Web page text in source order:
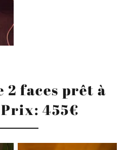
2 faces prêt à
455€